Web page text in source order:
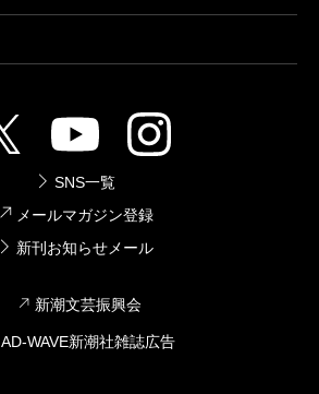
SNS一覧
メールマガジン登録
新刊お知らせメール
新潮文芸振興会
AD-WAVE新潮社雑誌広告